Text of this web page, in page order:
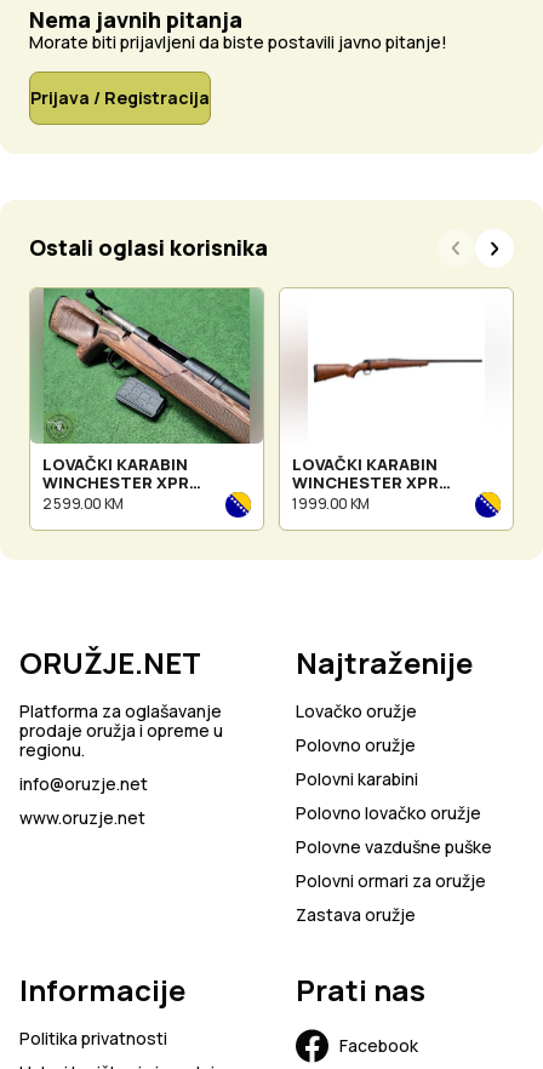
Nema javnih pitanja
Morate biti prijavljeni da biste postavili javno pitanje!
Prijava / Registracija
Ostali oglasi korisnika
LOVAČKI KARABIN
WINCHESTER XPR
THUMBHOLE BROW.
2 599.00 KM
LOVAČKI KARABIN
WINCHESTER XPR
SPORTER
1 999.00 KM
ORUŽJE.NET
Platforma za oglašavanje
prodaje oružja i opreme u
regionu.
info@oruzje.net
www.oruzje.net
Najtraženije
Lovačko oružje
Polovno oružje
Polovni karabini
Polovno lovačko oružje
Polovne vazdušne puške
Polovni ormari za oružje
Zastava oružje
Informacije
Politika privatnosti
Prati nas
Facebook